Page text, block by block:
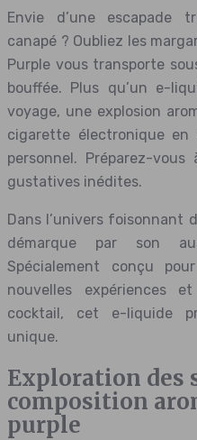
Envie d’une escapade
canapé ? Oubliez les
Purple vous transporte
bouffée. Plus qu’un e-
voyage, une explosion
cigarette électronique
personnel. Préparez-
gustatives inédites.
Dans l’univers foisonnant
démarque par son
Spécialement conçu
nouvelles expériences
cocktail, cet e-liquide
unique.
Exploration des
composition
purple